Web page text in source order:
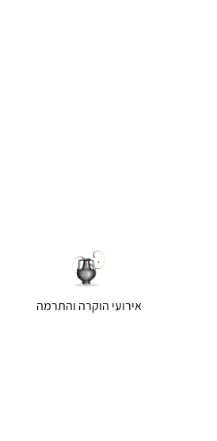
אירועי הוקרה והתרמה